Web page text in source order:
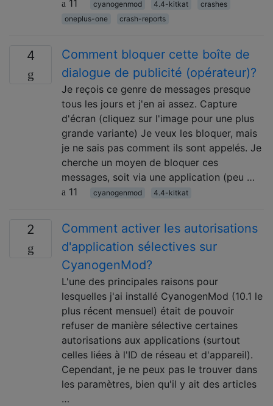
11 cyanogenmod 4.4-kitkat
crashes
oneplus-one
crash-reports
4
Comment bloquer cette boîte de
dialogue de publicité (opérateur)?
Je reçois ce genre de messages presque
tous les jours et j'en ai assez. Capture
d'écran (cliquez sur l'image pour une plus
grande variante) Je veux les bloquer, mais
je ne sais pas comment ils sont appelés. Je
cherche un moyen de bloquer ces
messages, soit via une application (peu …
11
cyanogenmod 4.4-kitkat
2
Comment activer les autorisations
d'application sélectives sur
CyanogenMod?
L'une des principales raisons pour
lesquelles j'ai installé CyanogenMod (10.1 le
plus récent mensuel) était de pouvoir
refuser de manière sélective certaines
autorisations aux applications (surtout
celles liées à l'ID de réseau et d'appareil).
Cependant, je ne peux pas le trouver dans
les paramètres, bien qu'il y ait des articles
…